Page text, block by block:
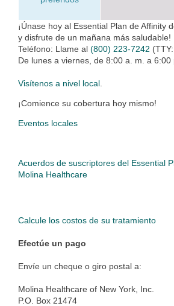
¡Únase hoy al Essential Plan de Affinity
y disfrute de un mañana más saludable!
Teléfono: Llame al (800) 223-7242 (TTY:
De lunes a viernes, de 8:00 a. m. a 6:00
Visítenos a nivel local
¡Comience su cobertura hoy mismo!
Eventos locales
Acuerdos de suscriptores del Essential
Molina Healthcare
Calcule los costos de su tratamiento
Efectúe un pago
Envíe un cheque o giro postal a:
Molina Healthcare of New York, Inc.
P.O. Box 21474